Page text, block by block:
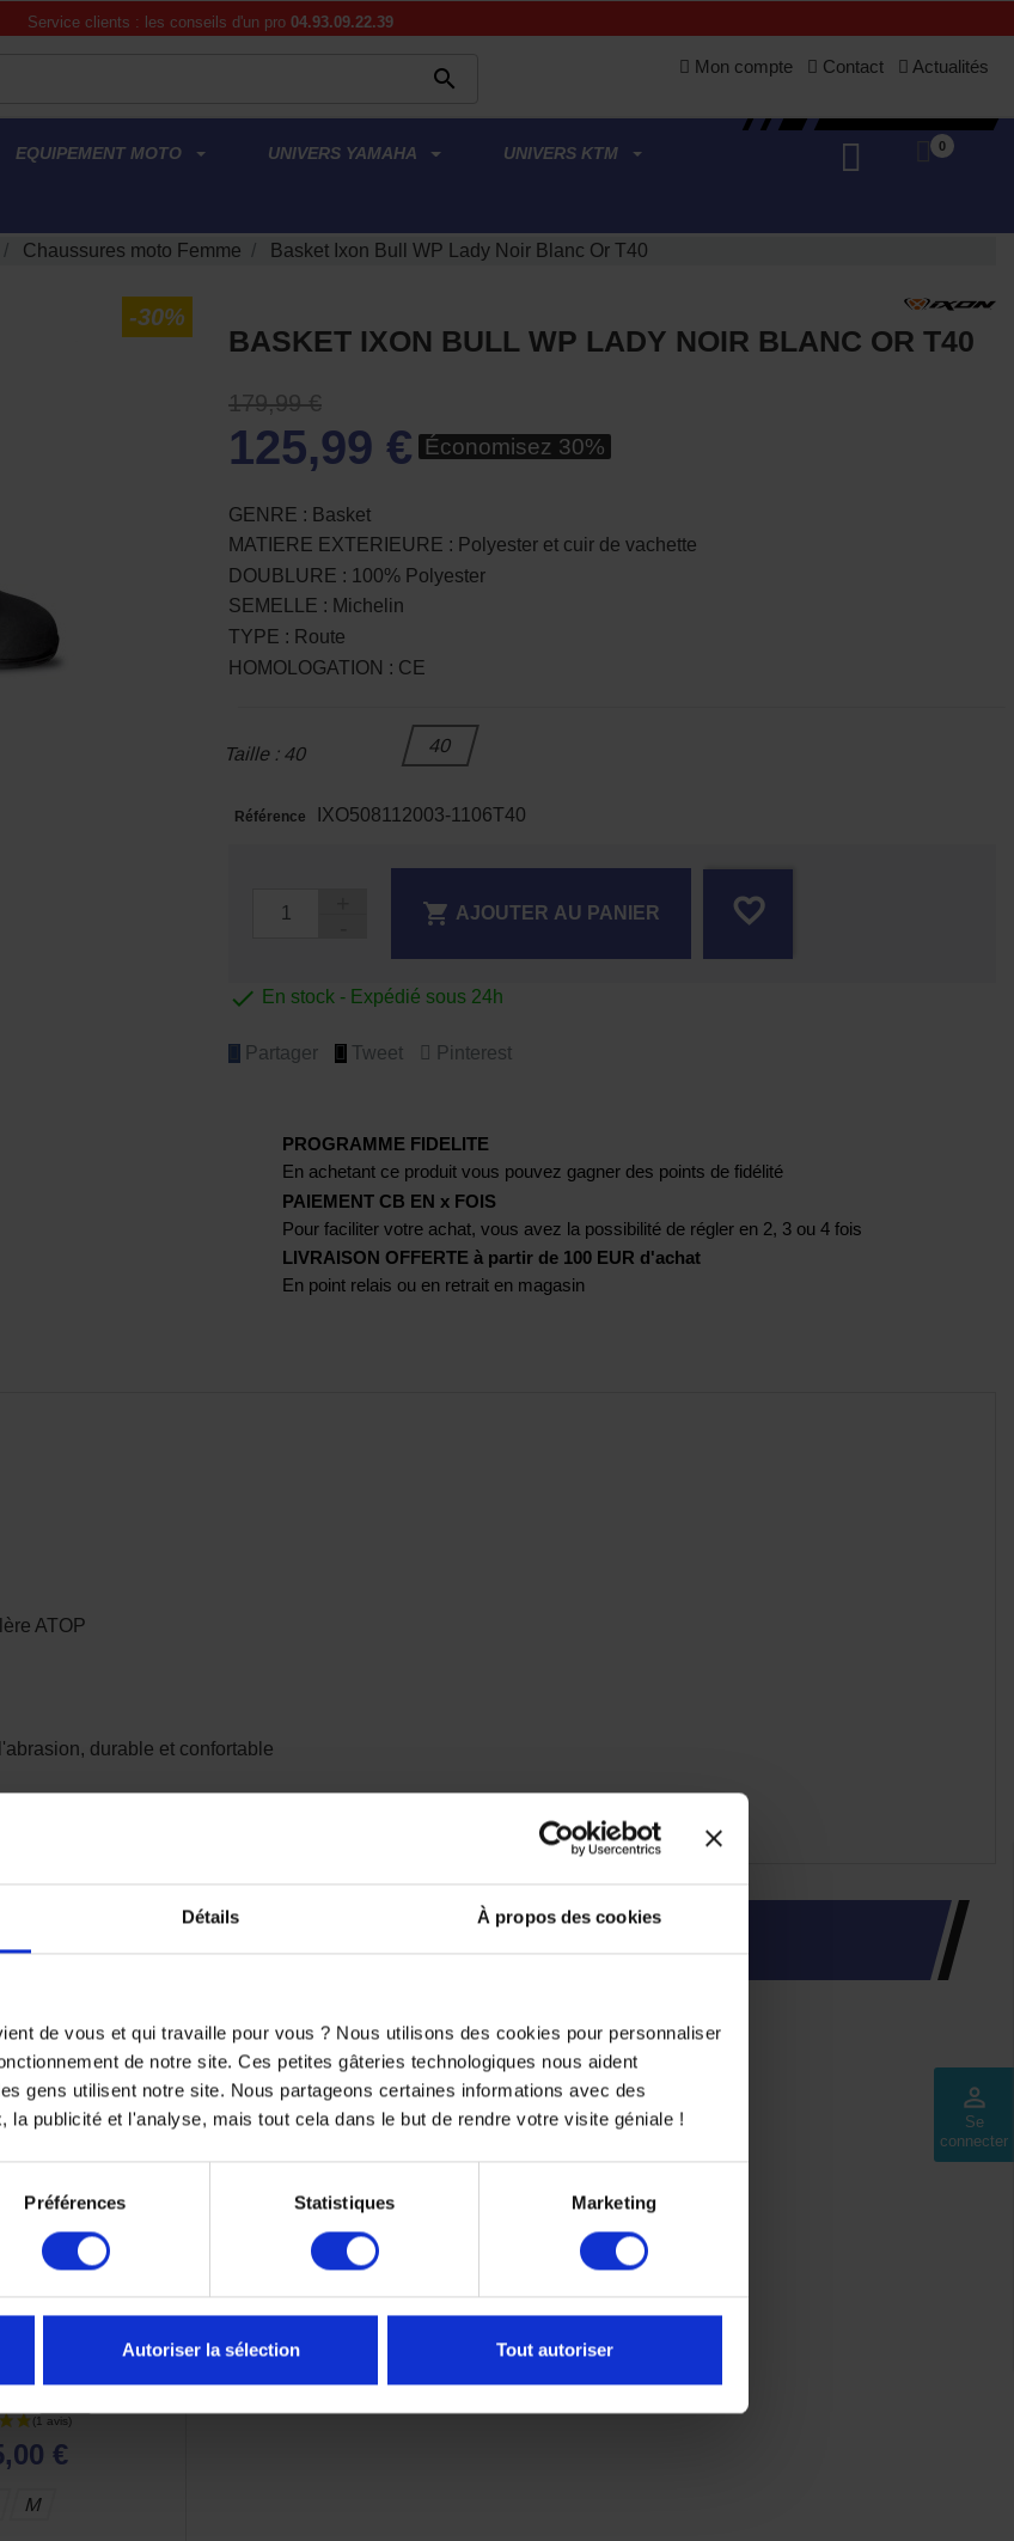
Détails À propos des cookies
de vous et qui travaille pour vous ? Nous utilisons des cookies pour personnaliser
de notre site. Ces petites gâteries technologiques nous aident
gens utilisent notre site. Nous partageons certaines informations avec des
la publicité et l'analyse, mais tout cela dans le but de rendre votre visite géniale !
Préférences Statistiques Marketing
Autoriser la sélection Tout autoriser
perm_identity
Se
connecter
Service clients : les conseils d'un pro 04.93.09.22.39
 Mon compte Contact Actualités
EQUIPEMENT MOTO UNIVERS YAMAHA UNIVERS KTM 0
Chaussures moto Femme Basket Ixon Bull WP Lady Noir Blanc Or T40
-30%
BASKET IXON BULL WP LADY NOIR BLANC OR T40
179,99 €
125,99 € Économisez 30%
GENRE : Basket
MATIERE EXTERIEURE : Polyester et cuir de vachette
DOUBLURE : 100% Polyester
SEMELLE : Michelin
TYPE : Route
HOMOLOGATION : CE
Taille : 40 40
Référence IXO508112003-1106T40
 AJOUTER AU PANIER favorite_border
 En stock - Expédié sous 24h
Partager Tweet Pinterest
PROGRAMME FIDELITE
En achetant ce produit vous pouvez gagner des points de fidélité
PAIEMENT CB EN x FOIS
Pour faciliter votre achat, vous avez la possibilité de régler en 2, 3 ou 4 fois
LIVRAISON OFFERTE à partir de 100 EUR d'achat
En point relais ou en retrait en magasin
ATOP
durable et confortable
VOUS AIMEREZ AUSSI
Lady Noir Or
€
M